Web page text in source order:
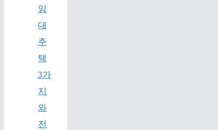
임
대
주
택
3가
지
와
전